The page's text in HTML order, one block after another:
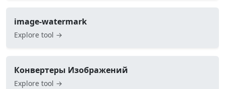
image-watermark
Explore tool →
Конвертеры Изображений
Explore tool →